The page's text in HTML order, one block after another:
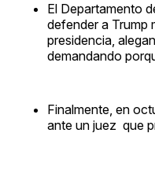
El Departamento
defender a Trump
presidencia,
demandando
Finalmente, en
ante un juez que